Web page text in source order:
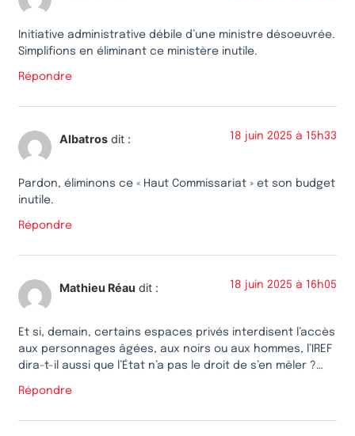
Initiative administrative débile d’une ministre désoeuvrée.
Simplifions en éliminant ce ministère inutile.
Répondre
Albatros dit : 18 juin 2025 à 15h33
Pardon, éliminons ce « Haut Commissariat » et son budget
inutile.
Répondre
Mathieu Réau dit : 18 juin 2025 à 16h05
Et si, demain, certains espaces privés interdisent l’accès
aux personnages âgées, aux noirs ou aux hommes, l’IREF
dira-t-il aussi que l’État n’a pas le droit de s’en mêler ?…
Répondre